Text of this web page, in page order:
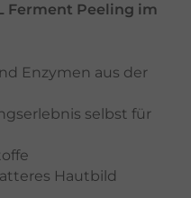
Ferment Peeling im
Enzymen aus der
selbst für
Hautbild